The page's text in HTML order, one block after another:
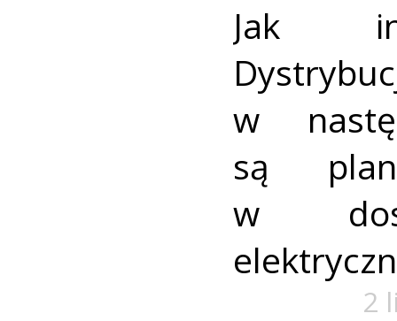
Jak
w
są
w
2